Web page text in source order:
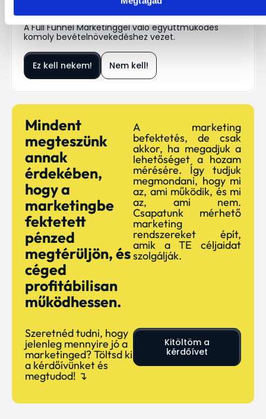
A Full Funnel Marketinggel való együttműködés
komoly bevételnövekedéshez vezet.
Ez kell nekem! Nem kell!
Mindent
megteszünk
annak
érdekében,
hogy a
marketingbe
fektetett
pénzed
megtérüljön, és
céged
profitábilisan
működhessen.
A marketing
befektetés, de csak
akkor, ha megadjuk a
lehetőséget a hozam
mérésére. Így tudjuk
megmondani, hogy mi
az, ami működik, és mi
az, ami nem.
Csapatunk mérhető
marketing
rendszereket épít,
amik a TE céljaidat
szolgálják.
Szeretnéd tudni, hogy
jelenleg mennyire jó a
marketinged? Töltsd ki
a kérdőívünket és
megtudod! ↴
Kitöltöm a
kérdőívet